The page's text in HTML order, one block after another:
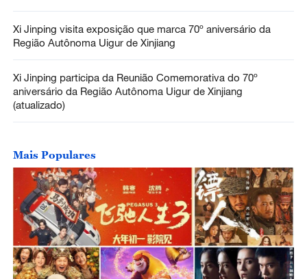
Xi Jinping visita exposição que marca 70º aniversário da
Região Autônoma Uigur de Xinjiang
Xi Jinping participa da Reunião Comemorativa do 70º
aniversário da Região Autônoma Uigur de Xinjiang
(atualizado)
Mais Populares